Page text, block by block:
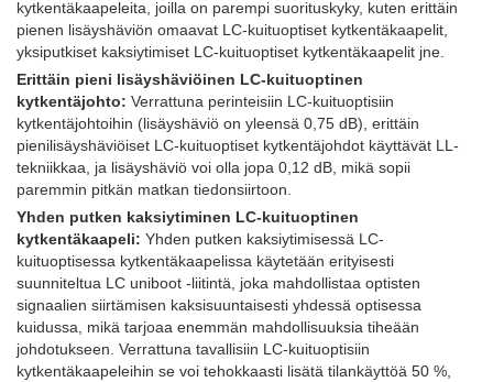
kytkentäkaapeleita, joilla on parempi suorituskyky, kuten erittäin
pienen lisäyshäviön omaavat LC-kuituoptiset kytkentäkaapelit,
yksiputkiset kaksiytimiset LC-kuituoptiset kytkentäkaapelit jne.
Erittäin pieni lisäyshäviöinen LC-kuituoptinen
kytkentäjohto: Verrattuna perinteisiin LC-kuituoptisiin
kytkentäjohtoihin (lisäyshäviö on yleensä 0,75 dB), erittäin
pienilisäyshäviöiset LC-kuituoptiset kytkentäjohdot käyttävät LL-
tekniikkaa, ja lisäyshäviö voi olla jopa 0,12 dB, mikä sopii
paremmin pitkän matkan tiedonsiirtoon.
Yhden putken kaksiytiminen LC-kuituoptinen
kytkentäkaapeli: Yhden putken kaksiytimisessä LC-
kuituoptisessa kytkentäkaapelissa käytetään erityisesti
suunniteltua LC uniboot -liitintä, joka mahdollistaa optisten
signaalien siirtämisen kaksisuuntaisesti yhdessä optisessa
kuidussa, mikä tarjoaa enemmän mahdollisuuksia tiheään
johdotukseen. Verrattuna tavallisiin LC-kuituoptisiin
kytkentäkaapeleihin se voi tehokkaasti lisätä tilankäyttöä 50 %,